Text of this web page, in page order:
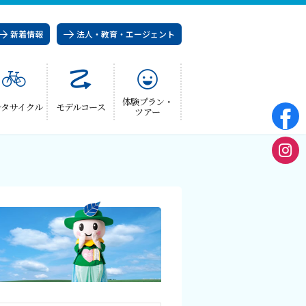
新着情報 法人・教育・エージェント
サイクル モデルコース 体験プラン・
ツアー